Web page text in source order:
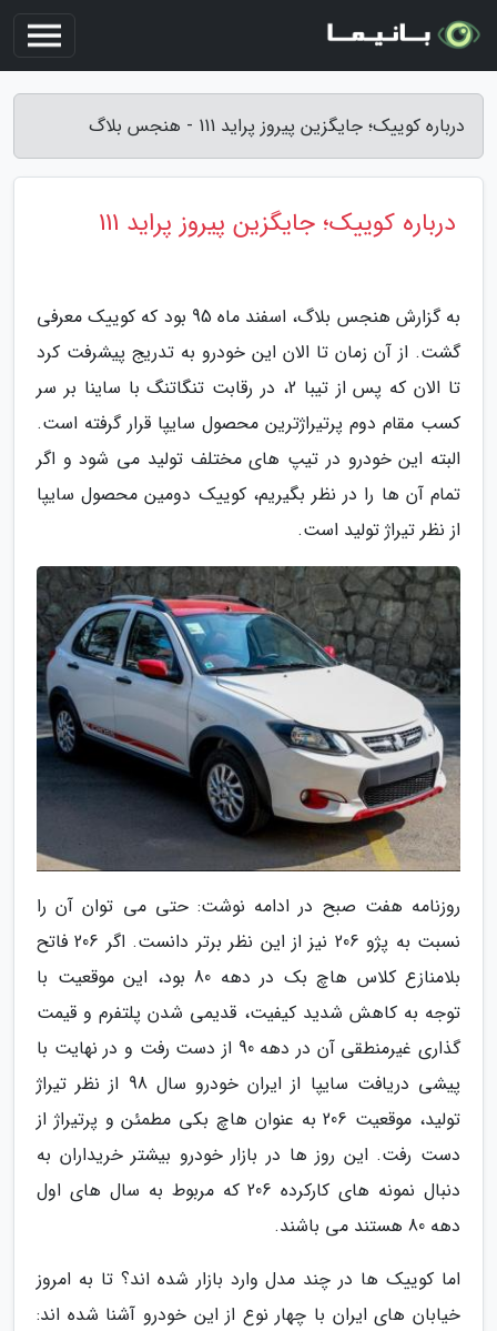
درباره کوییک؛ جایگزین پیروز پراید 111 - هنجس بلاگ
درباره کوییک؛ جایگزین پیروز پراید 111
به گزارش هنجس بلاگ، اسفند ماه 95 بود که کوییک معرفی
گشت. از آن زمان تا الان این خودرو به تدریج پیشرفت کرد
تا الان که پس از تیبا 2، در رقابت تنگاتنگ با ساینا بر سر
کسب مقام دوم پرتیراژترین محصول سایپا قرار گرفته است.
البته این خودرو در تیپ های مختلف تولید می شود و اگر
تمام آن ها را در نظر بگیریم، کوییک دومین محصول سایپا
از نظر تیراژ تولید است.
روزنامه هفت صبح در ادامه نوشت: حتی می توان آن را
نسبت به پژو 206 نیز از این نظر برتر دانست. اگر 206 فاتح
بلامنازع کلاس هاچ بک در دهه 80 بود، این موقعیت با
توجه به کاهش شدید کیفیت، قدیمی شدن پلتفرم و قیمت
گذاری غیرمنطقی آن در دهه 90 از دست رفت و در نهایت با
پیشی دریافت سایپا از ایران خودرو سال 98 از نظر تیراژ
تولید، موقعیت 206 به عنوان هاچ بکی مطمئن و پرتیراژ از
دست رفت. این روز ها در بازار خودرو بیشتر خریداران به
دنبال نمونه های کارکرده 206 که مربوط به سال های اول
دهه 80 هستند می باشند.
اما کوییک ها در چند مدل وارد بازار شده اند؟ تا به امروز
خیابان های ایران با چهار نوع از این خودرو آشنا شده اند: